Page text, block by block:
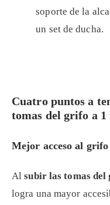
soporte de la
un set de ducha.
Cuatro puntos a
tomas del grifo a
Mejor acceso al
Alsubir las tomas
logra una mayor